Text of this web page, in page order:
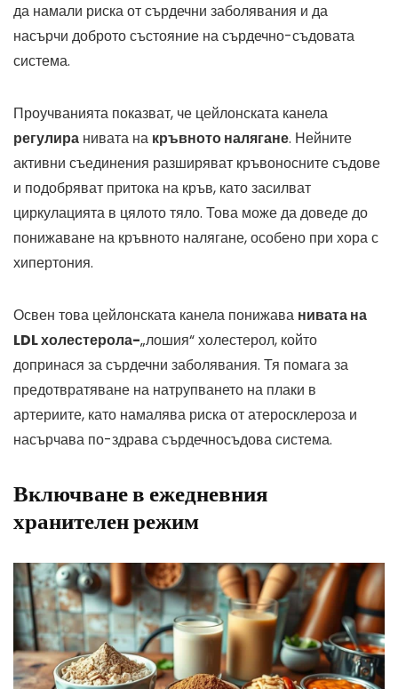
да намали риска от сърдечни заболявания и да
насърчи доброто състояние на сърдечно-съдовата
система.
Проучванията показват, че цейлонската канела
регулира нивата на кръвното налягане. Нейните
активни съединения разширяват кръвоносните съдове
и подобряват притока на кръв, като засилват
циркулацията в цялото тяло. Това може да доведе до
понижаване на кръвното налягане, особено при хора с
хипертония.
Освен това цейлонската канела понижава нивата на
LDL холестерола-„лошия“ холестерол, който
допринася за сърдечни заболявания. Тя помага за
предотвратяване на натрупването на плаки в
артериите, като намалява риска от атеросклероза и
насърчава по-здрава сърдечносъдова система.
Включване в ежедневния
хранителен режим